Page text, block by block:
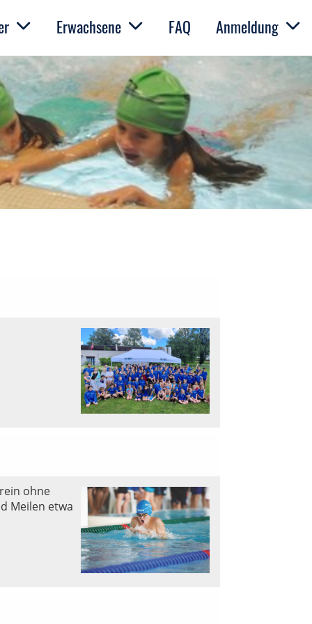
Erwachsene FAQ Anmeldung
ohne
Meilen etwa